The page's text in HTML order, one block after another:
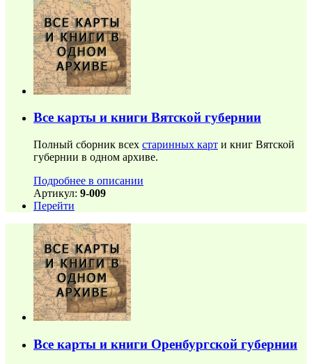
Все карты и книги Вятской губернии
Полный сборник всех старинных карт и книг Вятской
губернии в одном архиве.
Подробнее в описании
Артикул: 9-009
Перейти
Все карты и книги Оренбургской губернии